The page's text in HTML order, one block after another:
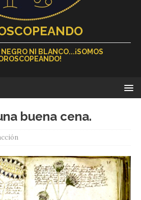
NI BLANCO...¡SOMOS
buena cena.